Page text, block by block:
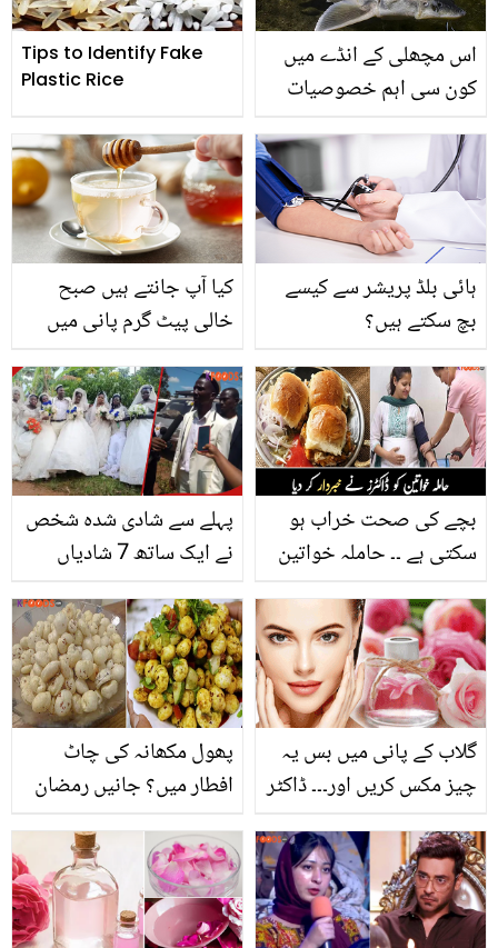
Tips to Identify Fake
Plastic Rice
اس مچھلی کے انڈے میں
کون سی اہم خصوصیات
فی کلو بکنے والی اس
مہنگی ترین چیز کے فائدے
جان کر آپ حیران رہ جائیں
گے
کیا آپ جانتے ہیں صبح
خالی پیٹ گرم پانی میں
ہے؟ جانیں دلچسپ وجہ
ہائی بلڈ پریشر سے کیسے
بچ سکتے ہیں؟
پہلے سے شادی شدہ شخص
نے ایک ساتھ 7 شادیاں
دکھائی میں کیا قیمتی چیز
دی؟ دلچسپ واقعہ
بچے کی صحت خراب ہو
سکتی ہے ۔۔ حاملہ خواتین
متعلق ڈاکٹرز نے خبردار کر
دیا
پھول مکھانہ کی چاٹ
افطار میں؟ جانیں رمضان
بجائے بڑھانے والی اس
چاٹ کے فائدے اور ترکیب
گلاب کے پانی میں بس یہ
چیز مکس کریں اور۔۔۔ ڈاکٹر
کرنے کی اتنی سستی ٹپ
جو کرے آپ کا رنگ صاف
منٹوں میں